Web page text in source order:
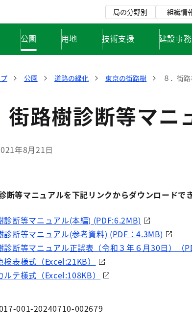
局の分野別 組織情
公園 用地 技術支援 建設事
公園 道路の緑化 東京の街路樹 ８．街
街路樹診断等マニ
年8月21日
断等マニュアルを下記リンクからダウンロードでき
診断等マニュアル(本編) (PDF:6.2MB)
診断等マニュアル(参考資料) (PDF：4.3MB)
診断等マニュアル正誤表（令和３年６月30日）（
検表様式（Excel:21KB）
ルテ様式（Excel:108KB）
001-20240710-002679